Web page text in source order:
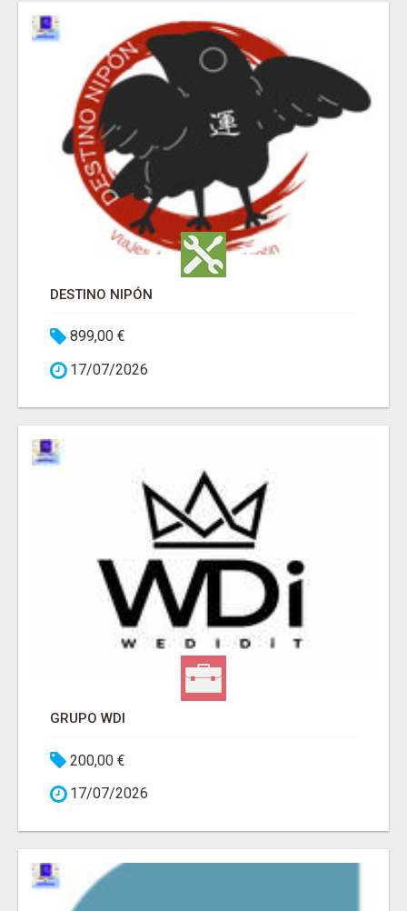
DESTINO NIPÓN
899,00 €
17/07/2026
GRUPO WDI
200,00 €
17/07/2026